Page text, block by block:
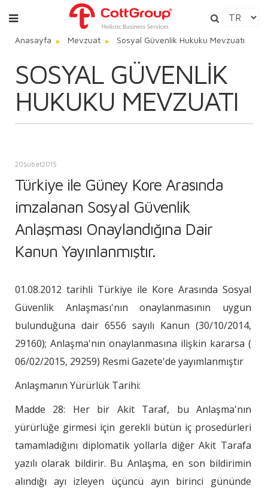
Anasayfa Mevzuat Sosyal Güvenlik Hukuku Mevzuatı
SOSYAL GÜVENLIK
HUKUKU MEVZUATI
20Şubat2015
Türkiye ile Güney Kore Arasında
imzalanan Sosyal Güvenlik
Anlaşması Onaylandığına Dair
Kanun Yayınlanmıştır.
01.08.2012 tarihli Türkiye ile Kore Arasında Sosyal
Güvenlik Anlaşması'nın onaylanmasının uygun
bulunduğuna dair 6556 sayılı Kanun (30/10/2014,
29160); Anlaşma'nın onaylanmasına ilişkin kararsa (
06/02/2015, 29259) Resmi Gazete'de yayımlanmıştır
Anlaşmanın Yürürlük Tarihi:
Madde 28: Her bir Akit Taraf, bu Anlaşma'nın
yürürlüğe girmesi için gerekli bütün iç prosedürleri
tamamladığını diplomatik yollarla diğer Akit Tarafa
yazılı olarak bildirir. Bu Anlaşma, en son bildirimin
alındığı ayı izleyen üçüncü ayın birinci gününde